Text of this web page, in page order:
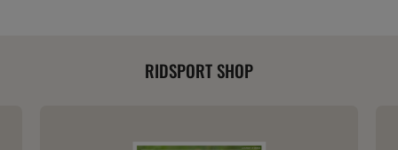
RIDSPORT SHOP